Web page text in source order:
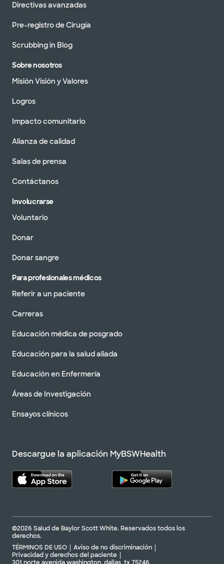
Directivas avanzadas
Pre-registro de Cirugía
Scrubbing in Blog
Sobre nosotros
Misión Visión y Valores
Logros
Impacto comunitario
Alianza de calidad
Salas de prensa
Contáctanos
Involucrarse
Voluntario
Donar
Donar sangre
Para profesionales médicos
Referir a un paciente
Carreras
Educación médica de posgrado
Educación para la salud aliada
Educación en Enfermería
Áreas de Investigación
Ensayos clínicos
Descargue la aplicación MyBSWHealth
©2026 Salud de Baylor Scott White. Reservados todos los
derechos.
TÉRMINOS DE USO
Aviso de no discriminación
Privacidad y derechos del paciente